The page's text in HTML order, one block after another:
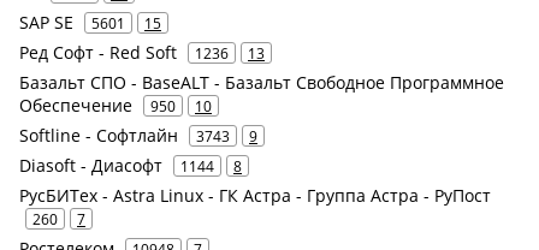
SAP SE 5601 15
Ред Софт - Red Soft 1236 13
Базальт СПО - BaseALT - Базальт Свободное Программное
Обеспечение
950 10
Softline - Софтлайн 3743 9
Diasoft - Диасофт 1144 8
РусБИТех - Astra Linux - ГК Астра - Группа Астра - РуПост
260 7